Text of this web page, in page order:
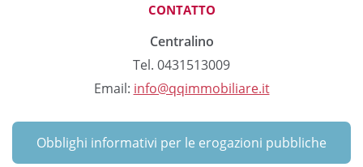
CONTATTO
Centralino
Tel. 0431513009
Email: info@qqimmobiliare.it
Obblighi informativi per le erogazioni pubbliche